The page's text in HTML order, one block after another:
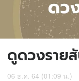
ดูดวงราย
06 ธ.ค. 64 (01:09 น.)